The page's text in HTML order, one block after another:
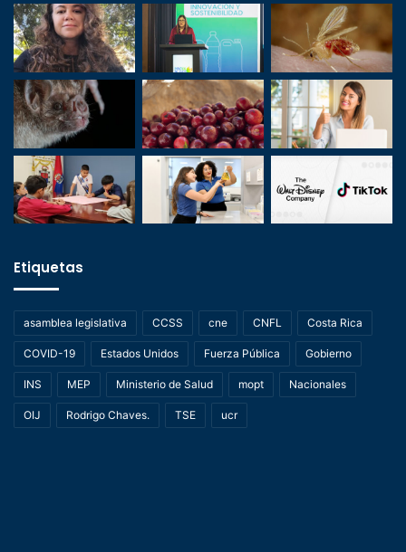
Etiquetas
asamblea legislativa CCSS cne CNFL Costa Rica
COVID-19 Estados Unidos Fuerza Pública Gobierno
INS MEP Ministerio de Salud mopt Nacionales
OIJ Rodrigo Chaves. TSE ucr